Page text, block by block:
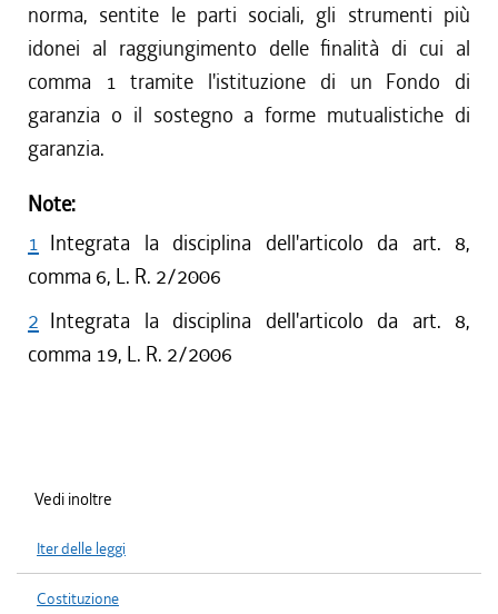
norma, sentite le parti sociali, gli strumenti più
idonei al raggiungimento delle finalità di cui al
comma 1 tramite l'istituzione di un Fondo di
garanzia o il sostegno a forme mutualistiche di
garanzia.
Note:
1 Integrata la disciplina dell'articolo da art. 8,
comma 6, L. R. 2/2006
2 Integrata la disciplina dell'articolo da art. 8,
comma 19, L. R. 2/2006
Vedi inoltre
Iter delle leggi
Costituzione